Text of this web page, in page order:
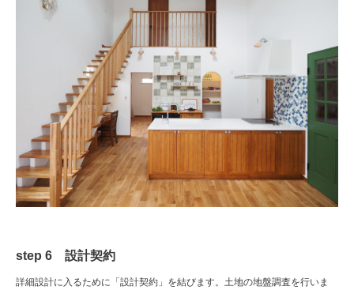
step 6 設計契約
詳細設計に入るために「設計契約」を結びます。土地の地盤調査を行いま